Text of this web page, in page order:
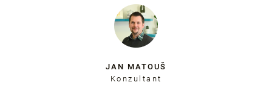
JAN MATOUŠ
Konzultant